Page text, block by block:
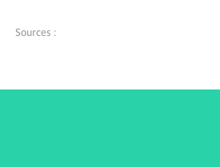
Sources :